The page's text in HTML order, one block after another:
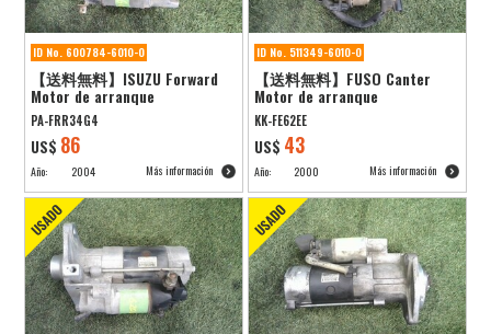
ID No. 600784-6010-0
【送料無料】ISUZU Forward
Motor de arranque
PA-FRR34G4
US$ 86
Año: 2004 Más información
ID No. 511349-6010-0
【送料無料】FUSO Canter
Motor de arranque
KK-FE62EE
US$ 43
Año: 2000 Más información